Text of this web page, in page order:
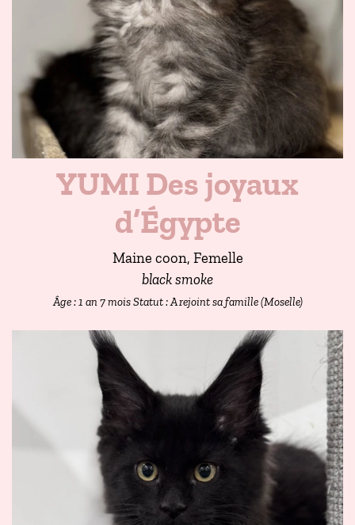
YUMI Des joyaux
d’Égypte
Maine coon, Femelle
black smoke
Âge : 1 an 7 moisStatut : A rejoint sa famille (Moselle)